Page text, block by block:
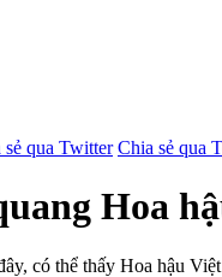
sẻ qua Twitter Chia sẻ qua
Hoa
có thể thấy Hoa hậu